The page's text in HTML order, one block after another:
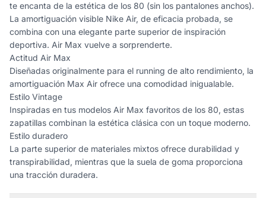
te encanta de la estética de los 80 (sin los pantalones anchos).
La amortiguación visible Nike Air, de eficacia probada, se
combina con una elegante parte superior de inspiración
deportiva. Air Max vuelve a sorprenderte.
Actitud Air Max
Diseñadas originalmente para el running de alto rendimiento, la
amortiguación Max Air ofrece una comodidad inigualable.
Estilo Vintage
Inspiradas en tus modelos Air Max favoritos de los 80, estas
zapatillas combinan la estética clásica con un toque moderno.
Estilo duradero
La parte superior de materiales mixtos ofrece durabilidad y
transpirabilidad, mientras que la suela de goma proporciona
una tracción duradera.